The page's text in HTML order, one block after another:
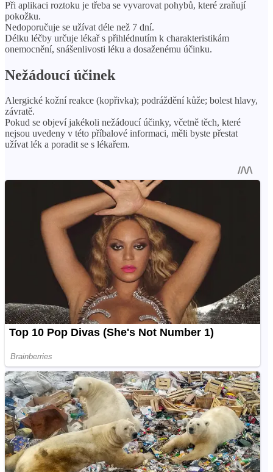
Při aplikaci roztoku je třeba se vyvarovat pohybů, které zraňují
pokožku.
Nedoporučuje se užívat déle než 7 dní.
Délku léčby určuje lékař s přihlédnutím k charakteristikám
onemocnění, snášenlivosti léku a dosaženému účinku.
Nežádoucí účinek
Alergické kožní reakce (kopřivka); podráždění kůže; bolest hlavy,
závratě.
Pokud se objeví jakékoli nežádoucí účinky, včetně těch, které
nejsou uvedeny v této příbalové informaci, měli byste přestat
užívat lék a poradit se s lékařem.